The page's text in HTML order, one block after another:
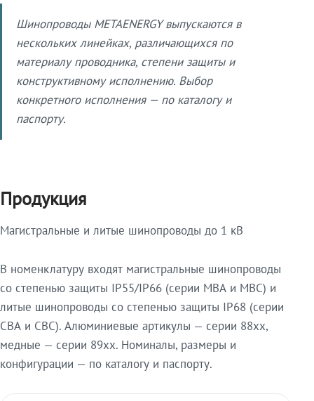
Шинопроводы METAENERGY выпускаются в
нескольких линейках, различающихся по
материалу проводника, степени защиты и
конструктивному исполнению. Выбор
конкретного исполнения — по каталогу и
паспорту.
Продукция
Магистральные и литые шинопроводы до 1 кВ
В номенклатуру входят магистральные шинопроводы
со степенью защиты IP55/IP66 (серии МВА и МВС) и
литые шинопроводы со степенью защиты IP68 (серии
СВА и СВС). Алюминиевые артикулы — серии 88xx,
медные — серии 89xx. Номиналы, размеры и
конфигурации — по каталогу и паспорту.